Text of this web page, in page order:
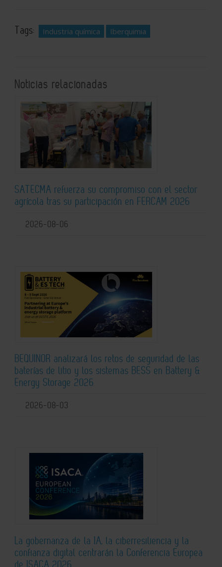
Tags: Industria química Iberquimia
Noticias relacionadas
SATECMA refuerza su compromiso con el sector
agrícola tras su participación en FERCAM 2026
2026-08-06
BEQUINOR analizará los retos de seguridad de las
baterías de litio y los sistemas BESS en Battery &
Energy Storage 2026
2026-08-03
La gobernanza de la IA, la ciberresiliencia y la
confianza digital centrarán la Conferencia Europea
de ISACA 2026